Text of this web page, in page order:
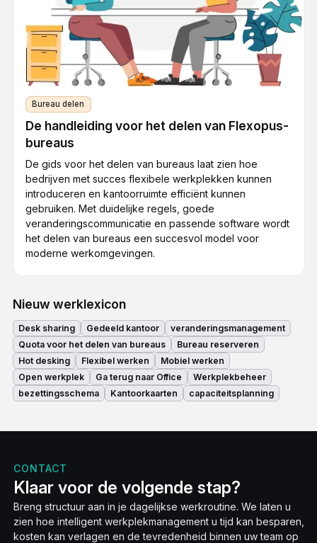
voor het hele team: je kunt direct zien wie fysiek op
kantoor aanwezig is en wie op afstand werkt. Deze
holistische benadering vergemakkelijkt de dagelijkse
coördinatie en maakt capaciteitsplanning aanzienlijk
eenvoudiger voor managers.
Hoe ondersteunt Flexopus de optimalisatie
van kantoorruimte op lange termijn?
Door middel van slimme analyses levert Flexopus
gedetailleerde gegevens over het werkelijke gebruik
van gebouwen, verdiepingen of afzonderlijke zones.
Deze inzichten stellen bedrijven in staat om ongebruikte
ruimte te identificeren en de huur- en bedrijfskosten
gericht te verlagen. In plaats van onderbuikgevoel zijn
beslissingen over ruimteontwerp gebaseerd op geldige
feiten. Dit maakt het kantoor niet alleen flexibeler, maar
Bureau delen
De handleiding voor het delen van Flexopus-
bureaus
De gids voor het delen van bureaus laat zien hoe
bedrijven met succes flexibele werkplekken kunnen
introduceren en kantoorruimte efficiënt kunnen
gebruiken. Met duidelijke regels, goede
veranderingscommunicatie en passende software wordt
het delen van bureaus een succesvol model voor
moderne werkomgevingen.
Nieuw werklexicon
Desk sharing Gedeeld kantoor
veranderingsmanagement
Quota voor het delen van bureaus
Bureau reserveren
Hot desking
Flexibel werken
Mobiel werken
Open werkplek
Ga terug naar Office
Werkplekbeheer
bezettingsschema
Kantoorkaarten capaciteitsplanning
CONTACT
Klaar voor de volgende stap?
Breng structuur aan in je dagelijkse werkroutine. We laten u
zien hoe intelligent werkplekmanagement u tijd kan besparen,
kosten kan verlagen en de tevredenheid binnen uw team op